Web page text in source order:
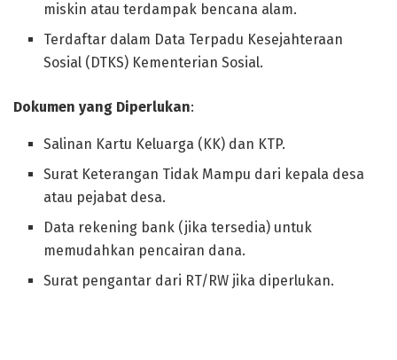
miskin atau terdampak bencana alam.
Terdaftar dalam Data Terpadu Kesejahteraan
Sosial (DTKS) Kementerian Sosial.
Dokumen yang Diperlukan:
Salinan Kartu Keluarga (KK) dan KTP.
Surat Keterangan Tidak Mampu dari kepala desa
atau pejabat desa.
Data rekening bank (jika tersedia) untuk
memudahkan pencairan dana.
Surat pengantar dari RT/RW jika diperlukan.